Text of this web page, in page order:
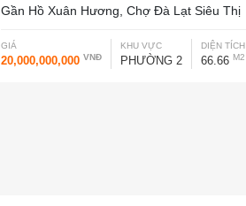
Gần Hồ Xuân Hương, Chợ Đà Lạt Siêu Thị
GIÁ
20,000,000,000 VNĐ
KHU VỰC
PHƯỜNG 2
DIỆN TÍCH
66.66 M2